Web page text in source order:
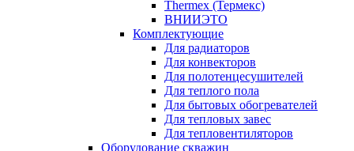
Thermex (Термекс)
ВНИИЭТО
Комплектующие
Для радиаторов
Для конвекторов
Для полотенцесушителей
Для теплого пола
Для бытовых обогревателей
Для тепловых завес
Для тепловентиляторов
Оборудование скважин